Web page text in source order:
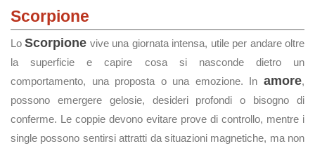
Scorpione
LoScorpione vive una giornata intensa, utile per andare oltre
la superficie e capire cosa si nasconde dietro un
comportamento, una proposta o una emozione. In amore,
possono emergere gelosie, desideri profondi o bisogno di
conferme. Le coppie devono evitare prove di controllo, mentre i
single possono sentirsi attratti da situazioni magnetiche, ma non